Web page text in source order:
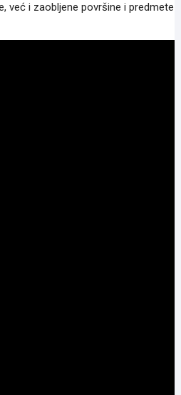
već i zaobljene površine i predmete